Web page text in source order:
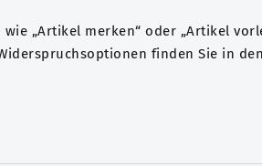
„Artikel merken“ oder „Artikel
finden Sie in den